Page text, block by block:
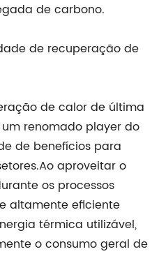
de carbono.
de recuperação de
de calor de última
renomado player do
de benefícios para
aproveitar o
os processos
altamente eficiente
térmica utilizável,
o consumo geral de